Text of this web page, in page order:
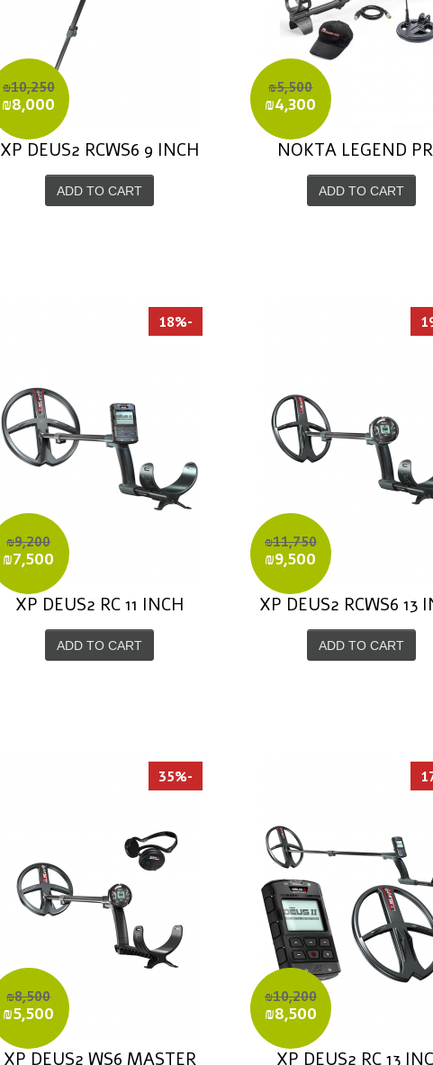
₪5,500
₪4,300
NOKTA LEGEND
ADD TO CART
₪10,250
₪8,000
XP DEUS2 RCWS6 9 INCH
ADD TO CART
₪11,750
₪9,500
XP DEUS2 RCWS6 13
ADD TO CART
-18%
₪9,200
₪7,500
XP DEUS2 RC 11 INCH
ADD TO CART
₪10,200
₪8,500
XP DEUS2 RC 13
-35%
₪8,500
₪5,500
XP DEUS2 WS6 MASTER